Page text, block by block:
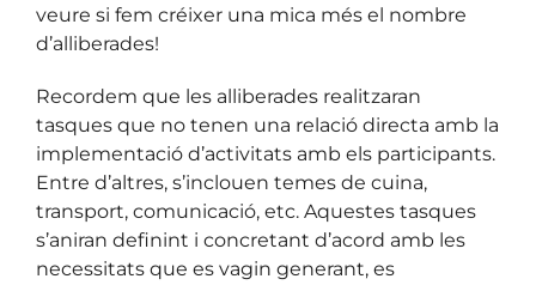
veure si fem créixer una mica més el nombre
d’alliberades!
Recordem que les alliberades realitzaran
tasques que no tenen una relació directa amb la
implementació d’activitats amb els participants.
Entre d’altres, s’inclouen temes de cuina,
transport, comunicació, etc. Aquestes tasques
s’aniran definint i concretant d’acord amb les
necessitats que es vagin generant, es